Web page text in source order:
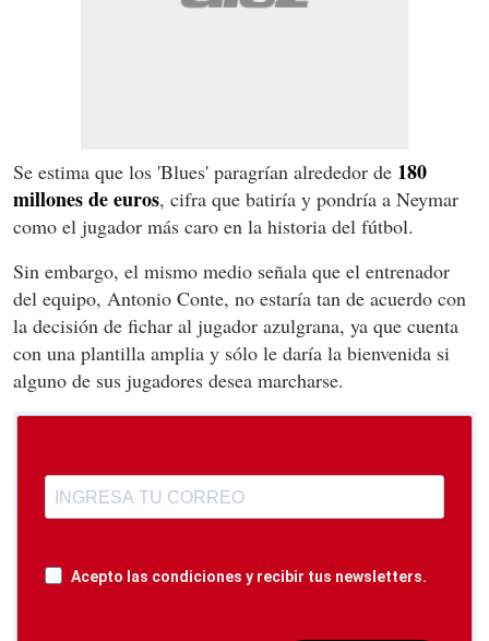
Se estima que los 'Blues' paragrían alrededor de 180
millones de euros, cifra que batiría y pondría a Neymar
como el jugador más caro en la historia del fútbol.
Sin embargo, el mismo medio señala que el entrenador
del equipo, Antonio Conte, no estaría tan de acuerdo con
la decisión de fichar al jugador azulgrana, ya que cuenta
con una plantilla amplia y sólo le daría la bienvenida si
alguno de sus jugadores desea marcharse.
Acepto las condiciones y recibir tus newsletters.